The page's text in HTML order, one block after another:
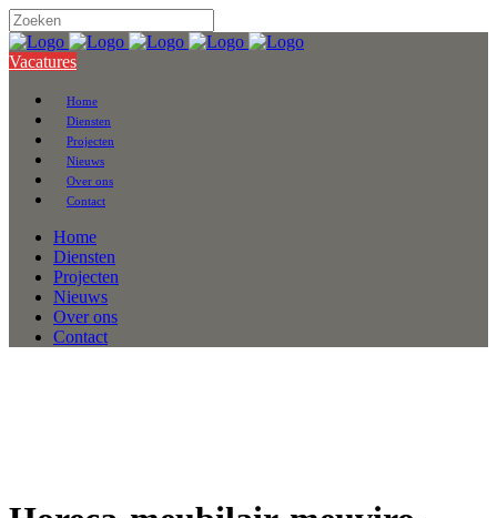
Vacatures
Home
Diensten
Projecten
Nieuws
Over ons
Contact
Home
Diensten
Projecten
Nieuws
Over ons
Contact